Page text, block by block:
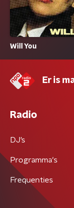
Will You
Er is
Radio
DJ’s
Programma's
Frequenties